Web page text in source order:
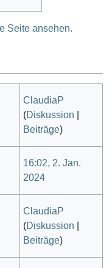
Seite ansehen.
ClaudiaP
(Diskussion
Beiträge)
16:02, 2. Jan.
2024
ClaudiaP
(Diskussion
Beiträge)